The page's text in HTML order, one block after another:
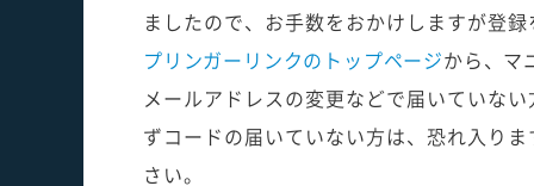
ましたので、お手数をおかけしますが登
プリンガーリンクのトップページから、マ
メールアドレスの変更などで届いていな
ずコードの届いていない方は、恐れ入り
さい。